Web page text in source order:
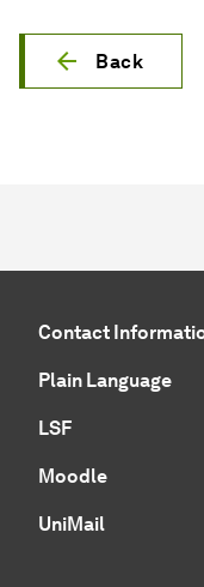
Back
Contact
Plain Language
LSF
Moodle
UniMail